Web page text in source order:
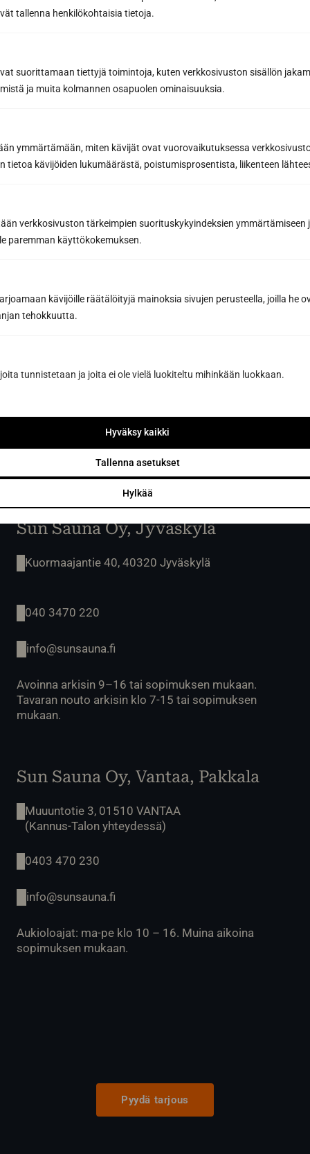
tallenna henkilökohtaisia tietoja.
suorittamaan tiettyjä toimintoja, kuten verkkosivuston sisällön
ja muita kolmannen osapuolen ominaisuuksia.
ymmärtämään, miten kävijät ovat vuorovaikutuksessa
tietoa kävijöiden lukumäärästä, poistumisprosentista, liikenteen
verkkosivuston tärkeimpien suorituskykyindeksien ymmärtämiseen
paremman käyttökokemuksen.
kävijöille räätälöityjä mainoksia sivujen perusteella, joilla he
tehokkuutta.
tunnistetaan ja joita ei ole vielä luokiteltu mihinkään luokkaan.
Hylkää
Tallenna asetukset
Hyväksy kaikki
Saat saunan rakentamisen ammattilaisen
yhteystyökumppaneidemme etuja, joilla teet
parhaat saunahankinnat
Tilaamalla hyväksyt Sun Sauna Oy:n
Voit peruttaa liittymisen koska tahansa, eikä se sido sinua
Sun Sauna Oy, Jyväskylä
Kuormaajantie 40, 40320 Jyväskylä
040 3470 220
info@sunsauna.fi
Avoinna arkisin 9–16 tai sopimuksen mukaan.
Tavaran nouto arkisin klo 7-15 tai sopimuksen
mukaan.
Sun Sauna Oy, Vantaa, Pakkala
Muuuntotie 3, 01510 VANTAA
(Kannus-Talon yhteydessä)
0403 470 230
info@sunsauna.fi
Aukioloajat: ma-pe klo 10 – 16. Muina aikoina
sopimuksen mukaan.
Pyydä tarjous